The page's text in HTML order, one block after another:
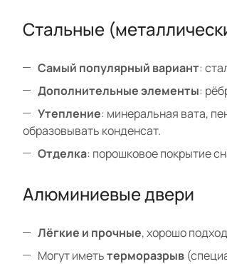
Стальные
Самый популярный вариант:
Дополнительные элементы:
Утепление: минеральная вата,
образовывать конденсат.
Отделка: порошковое покрытие
Алюминиевые двери
Лёгкие и прочные, хорошо
Могут иметьтерморазрыв